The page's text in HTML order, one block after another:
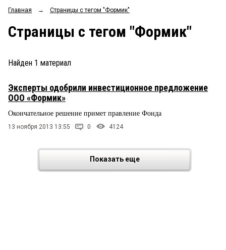
ОБЩЕСТВО
ЗАКОН
НОВОСТИ КОМПАНИЙ
ПРОИСШЕСТВИЯ
СТИЛЬ ЖИЗНИ
Рейтинги
Главная → Страницы c тегом "Формик"
Страницы c тегом "Формик"
Найден 1 материал
Эксперты одобрили инвестиционное предложение
ООО «Формик»
Окончательное решение примет правление Фонда
13 ноября 2013 13:55 0 4124
Показать еще